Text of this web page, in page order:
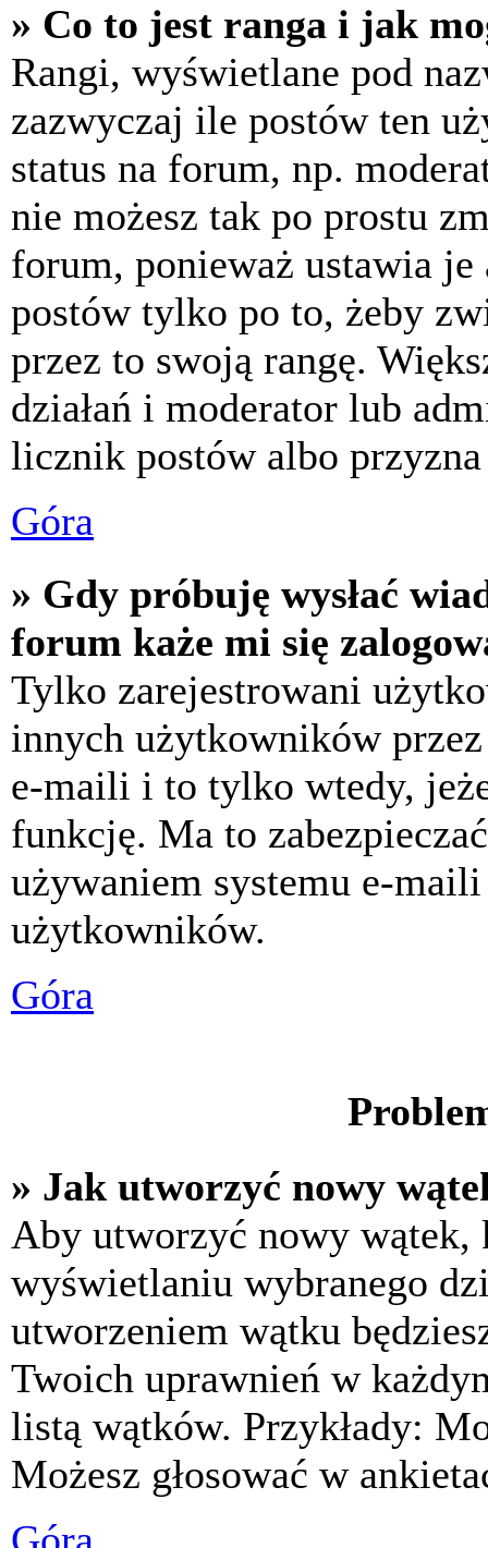
» Co to jest ranga i jak
Rangi, wyświetlane pod
zazwyczaj ile postów ten
status na forum, np.
nie możesz tak po prostu
forum, ponieważ ustawia
postów tylko po to, żeby
przez to swoją rangę.
działań i moderator lub
licznik postów albo
Góra
» Gdy próbuję wysłać
forum każe mi się
Tylko zarejestrowani
innych użytkowników
e-maili i to tylko wtedy,
funkcję. Ma to
używaniem systemu e-
użytkowników.
Góra
» Jak utworzyć nowy
Aby utworzyć nowy
wyświetlaniu wybranego
utworzeniem wątku
Twoich uprawnień w
listą wątków. Przykłady:
Możesz głosować w